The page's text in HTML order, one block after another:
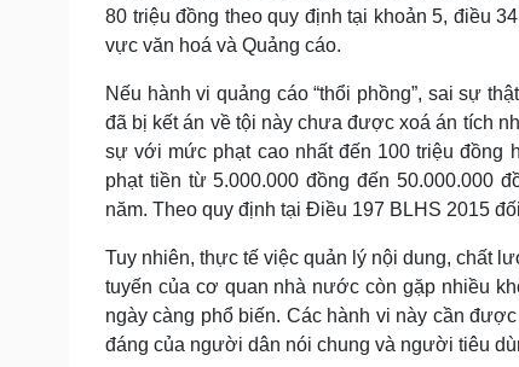
80 triệu đồng theo quy định tại khoản 5, điều
vực văn hoá và Quảng cáo.
Nếu hành vi quảng cáo “thổi phồng”, sai sự
đã bị kết án về tội này chưa được xoá án tích
sự với mức phạt cao nhất đến 100 triệu đồng
phạt tiền từ 5.000.000 đồng đến 50.000.000
năm. Theo quy định tại Điều 197 BLHS 2015
Tuy nhiên, thực tế việc quản lý nội dung, chất
tuyến của cơ quan nhà nước còn gặp nhiều
ngày càng phổ biến. Các hành vi này cần
đáng của người dân nói chung và người tiêu